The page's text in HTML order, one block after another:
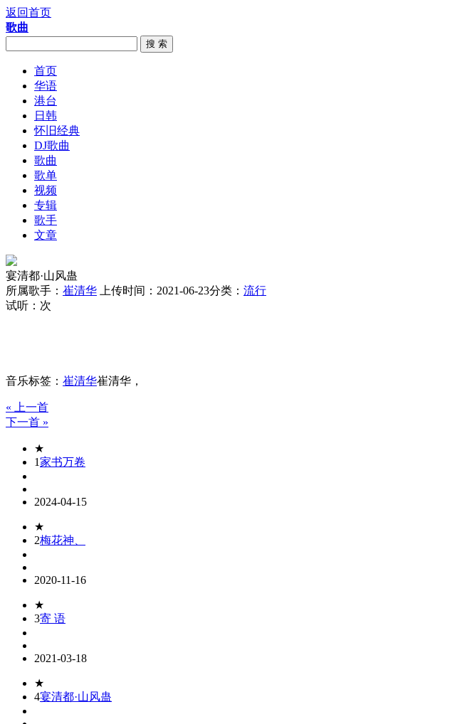
返回首页
歌曲
搜 索
首页
华语
港台
日韩
怀旧经典
DJ歌曲
歌曲
歌单
视频
专辑
歌手
文章
宴清都·山风蛊
所属歌手： 崔清华 上传时间：2021-06-23分类： 流行
试听： 次
音乐标签： 崔清华崔清华，
« 上一首
下一首 »
★
1家书万卷
2024-04-15
★
2梅花神、
2020-11-16
★
3寄 语
2021-03-18
★
4宴清都·山风蛊